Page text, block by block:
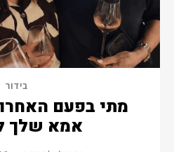
בידור
מתי בפעם
אמא שלך